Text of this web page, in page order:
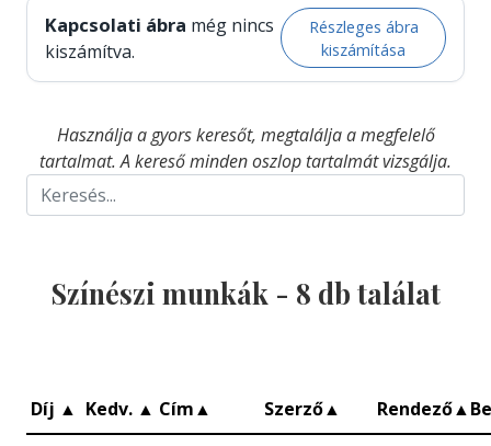
Kapcsolati ábra még nincs
kiszámítva.
Részleges ábra
kiszámítása
Használja a gyors keresőt, megtalálja a megfelelő
tartalmat. A kereső minden oszlop tartalmát vizsgálja.
Színészi munkák - 8 db találat
Díj ▲ Kedv. ▲ Cím▲ Szerző▲ Rendező▲